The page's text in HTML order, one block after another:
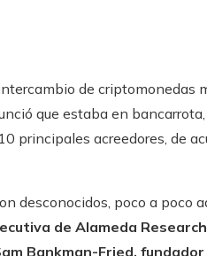
de criptomonedas
que estaba en
principales acreedores, de
desconocidos, poco a poco
de Alameda
Bankman-Fried,